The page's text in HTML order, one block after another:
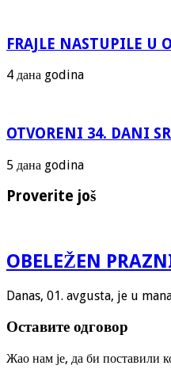
FRAJLE NASTUPILE U
4 дана godina
OTVORENI 34. DANI
5 дана godina
Proverite još
OBELEŽEN
Danas, 01. avgusta, je u
Оставите одговор
Жао нам је, да би поставили